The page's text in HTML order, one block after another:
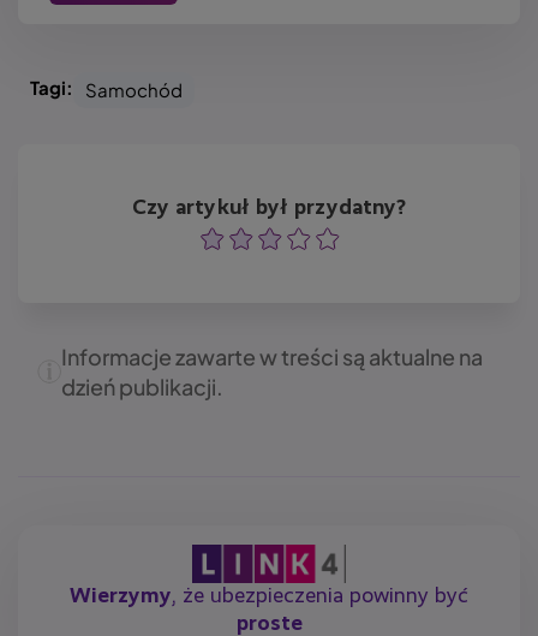
Tagi: Samochód
Czy artykuł był przydatny?
OcenaOcenaOcena
OcenaOcena
Informacje zawarte w treści są aktualne na
dzień publikacji.
Wierzymy, że ubezpieczenia powinny być
proste